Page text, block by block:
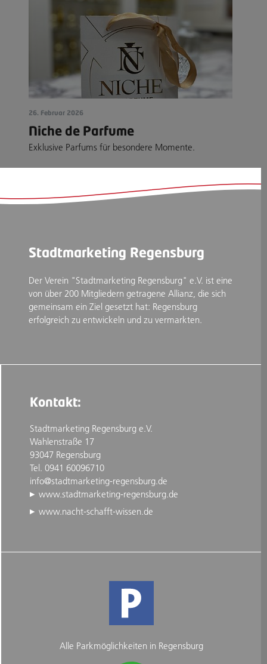
26. Februar 2026
Niche de Parfume
Exklusive Parfums für besondere Momente.
Stadtmarketing Regensburg
Der Verein "Stadtmarketing Regensburg" e.V. ist eine
von über 200 Mitgliedern getragene Allianz, die sich
gemeinsam ein Ziel gesetzt hat: Regensburg
erfolgreich zu entwickeln und zu vermarkten.
Kontakt:
Stadtmarketing Regensburg e.V.
Wahlenstraße 17
93047 Regensburg
Tel. 0941 60096710
info@stadtmarketing-regensburg.de
www.stadtmarketing-regensburg.de
www.nacht-schafft-wissen.de
Alle Parkmöglichkeiten in Regensburg